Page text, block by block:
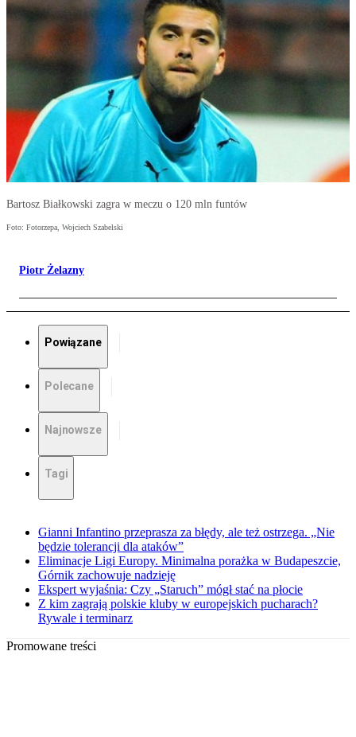
Bartosz Białkowski zagra w meczu o 120 mln funtów
Foto: Fotorzepa, Wojciech Szabelski
Piotr Żelazny
Powiązane
Polecane
Najnowsze
Tagi
Gianni Infantino przeprasza za błędy, ale też ostrzega. „Nie
będzie tolerancji dla ataków”
Eliminacje Ligi Europy. Minimalna porażka w Budapeszcie,
Górnik zachowuje nadzieję
Ekspert wyjaśnia: Czy „Staruch” mógł stać na płocie
Z kim zagrają polskie kluby w europejskich pucharach?
Rywale i terminarz
Promowane treści